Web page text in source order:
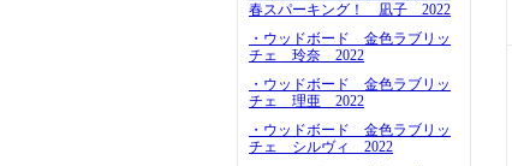
春スパーキング！ 凪子 2022
・ウッドボード 金色ラブリッ
チェ 玲奈 2022
・ウッドボード 金色ラブリッ
チェ 理亜 2022
・ウッドボード 金色ラブリッ
チェ シルヴィ 2022